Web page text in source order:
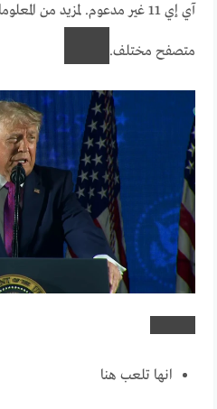
آي إي 11 غير مدعوم. لمزيد من
متصفح مختلف.
انها تلعب هنا